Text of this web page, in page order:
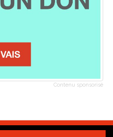
Contenu sponsorisé